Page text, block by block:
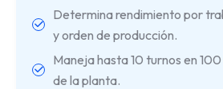
Determina rendimiento por
y orden de producción.
Maneja hasta 10 turnos en
de la planta.